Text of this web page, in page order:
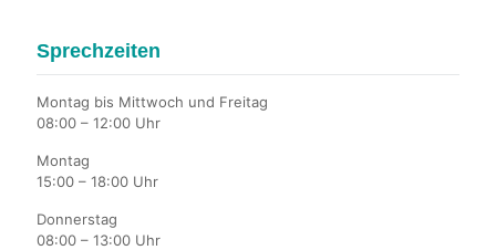
Sprechzeiten
Montag bis Mittwoch und Freitag
08:00 – 12:00 Uhr
Montag
15:00 – 18:00 Uhr
Donnerstag
08:00 – 13:00 Uhr